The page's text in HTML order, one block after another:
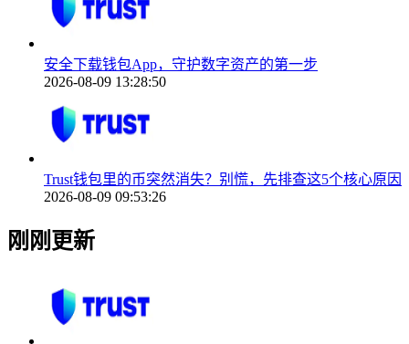
安全下载钱包App，守护数字资产的第一步
2026-08-09 13:28:50
Trust钱包里的币突然消失？别慌，先排查这5个核心原因
2026-08-09 09:53:26
刚刚更新